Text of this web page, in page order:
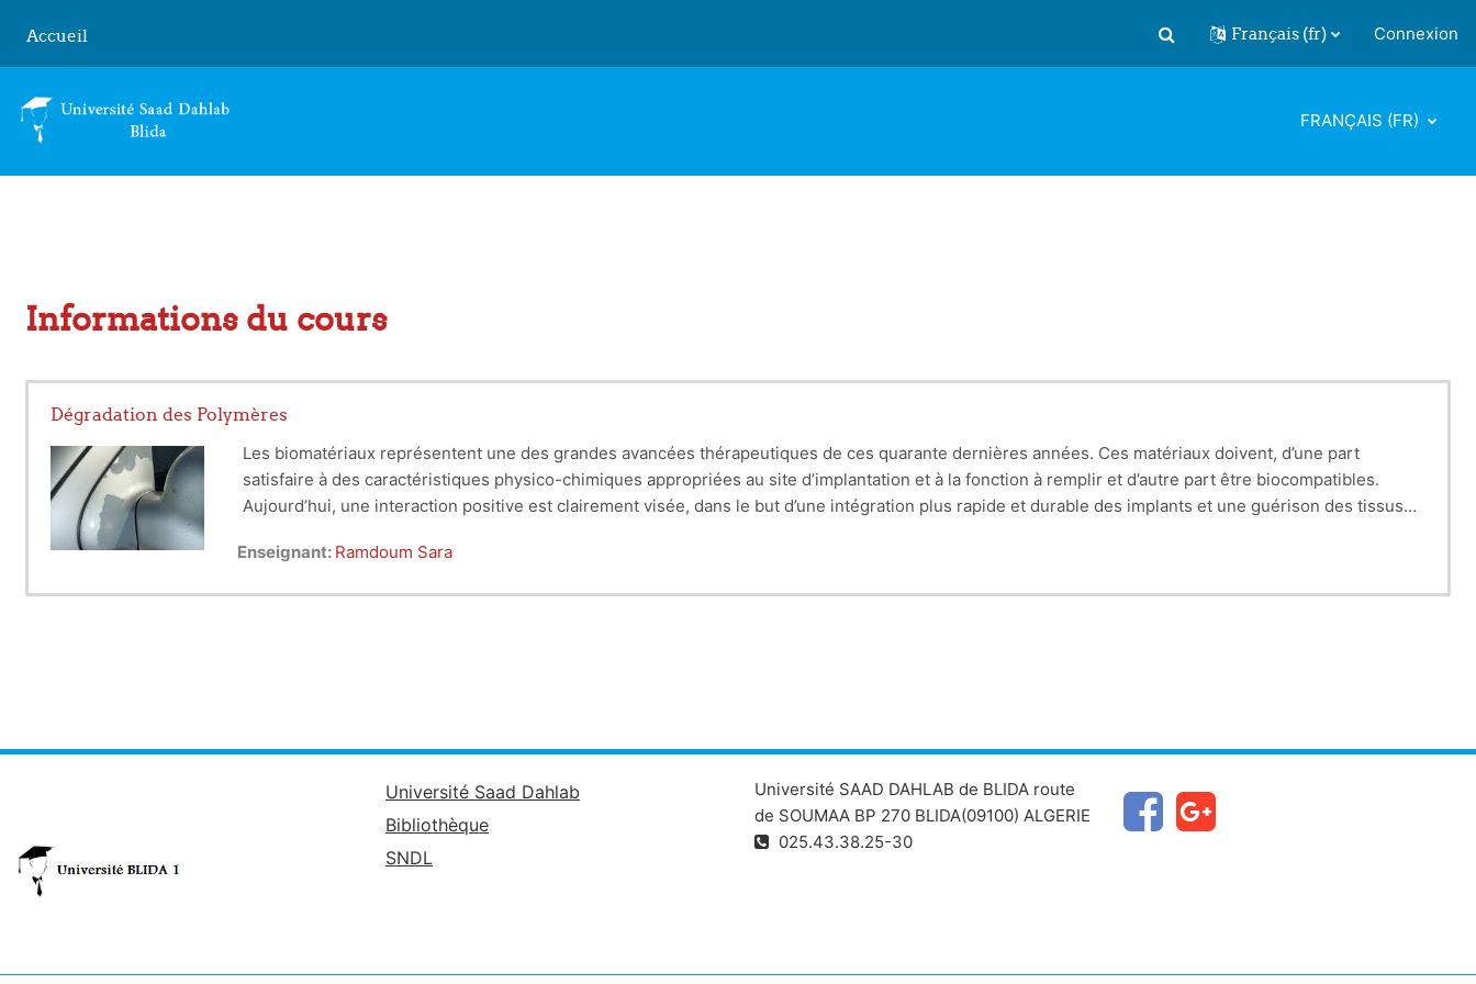
Accueil
Activer/désactiver la saisie de
Français ‎(fr)‎ Connexion
FRANÇAIS ‎(FR)‎
Informations du cours
Dégradation des Polymères
Les biomatériaux représentent une des grandes avancées thérapeutiques de ces quarante dernières années. Ces matériaux doivent, d’une part
satisfaire à des caractéristiques physico-chimiques appropriées au site d’implantation et à la fonction à remplir et d’autre part être biocompatibles.
Aujourd’hui, une interaction positive est clairement visée, dans le but d’une intégration plus rapide et durable des implants et une guérison des tissus.
biomatériaux.
Enseignant: Ramdoum Sara
Université Saad Dahlab
Bibliothèque
SNDL
Université SAAD DAHLAB de BLIDA route
de SOUMAA BP 270 BLIDA(09100) ALGERIE
025.43.38.25-30